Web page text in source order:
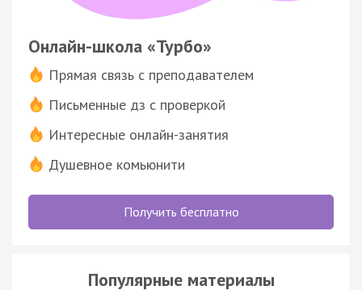
Онлайн-школа «Турбо»
Прямая связь с преподавателем
Письменные дз с проверкой
Интересные онлайн-занятия
Душевное комьюнити
Получить бесплатно
Популярные материалы